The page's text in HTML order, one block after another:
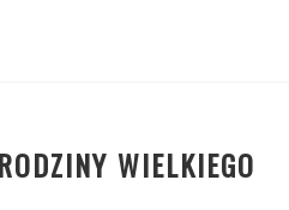
WIELKIEGO